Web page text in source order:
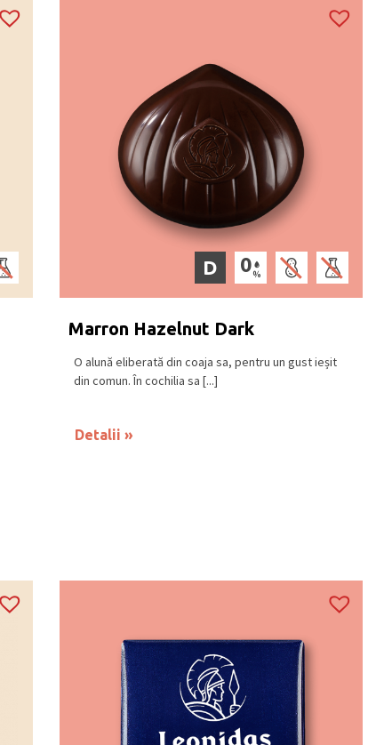
D
Marron Hazelnut Dark
O alună eliberată din coaja sa, pentru un gust ieșit
din comun. În cochilia sa [...]
Detalii